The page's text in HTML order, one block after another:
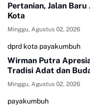
Pertanian, Jalan
Kota
Minggu, Agustus 02, 2026
dprd kota payakumbuh
Wirman Putra
Tradisi Adat dan
Minggu, Agustus 02, 2026
payakumbuh